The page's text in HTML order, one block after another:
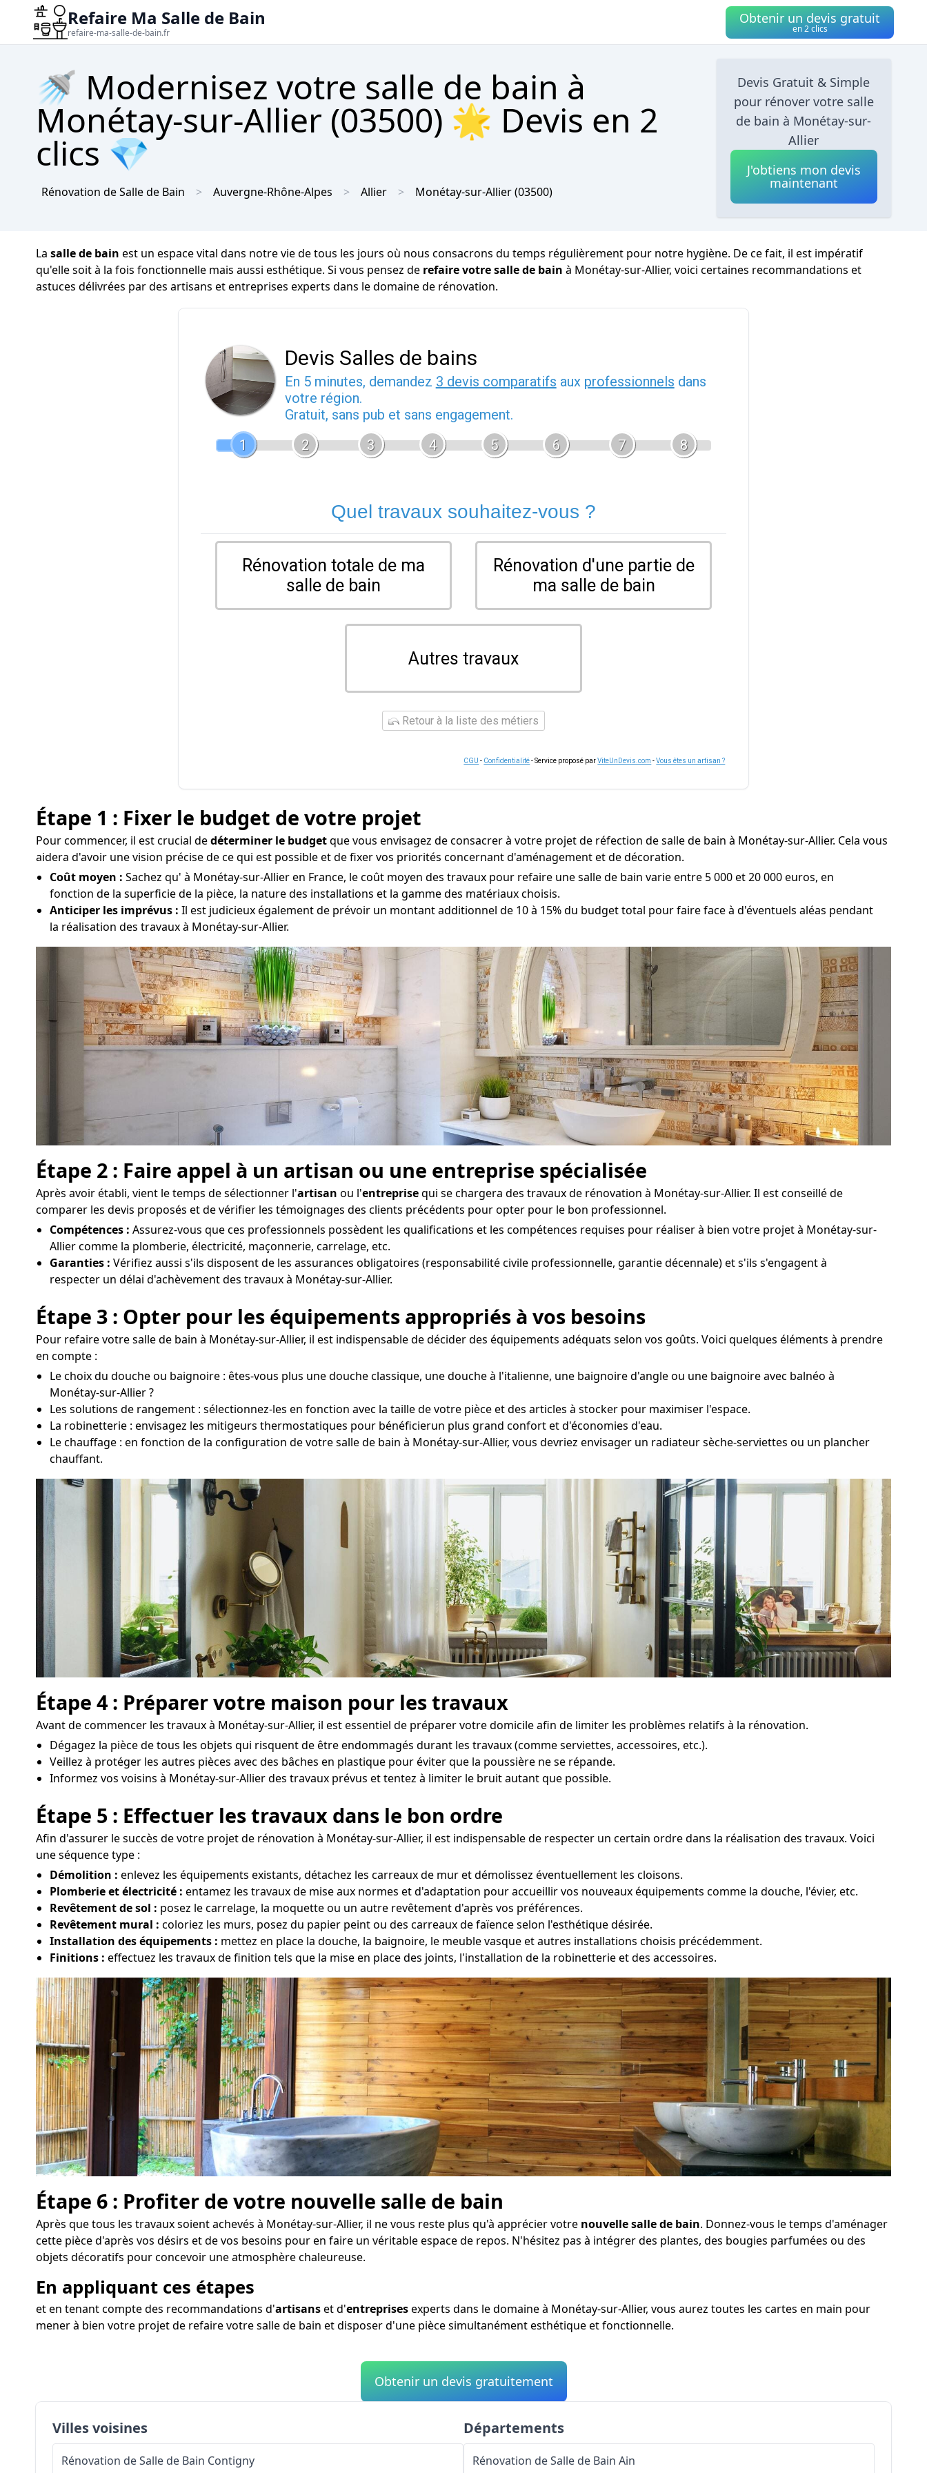
Refaire Ma Salle de Bain
refaire-ma-salle-de-bain.fr
Obtenir un devis gratuit
en 2 clics
🚿 Modernisez votre salle de bain à
Monétay-sur-Allier (03500) 🌟 Devis en 2
clics 💎
Rénovation de Salle de Bain Auvergne-Rhône-Alpes Allier Monétay-sur-Allier(03500)
Devis Gratuit & Simple
pour rénover votre salle
de bain à Monétay-sur-
Allier
J'obtiens mon devis
maintenant
La salle de bain est un espace vital dans notre vie de tous les jours où nous consacrons du temps régulièrement pour notre hygiène. De ce fait, il est impératif
qu'elle soit à la fois fonctionnelle mais aussi esthétique. Si vous pensez de refaire votre salle de bain à Monétay-sur-Allier, voici certaines recommandations et
astuces délivrées par des artisans et entreprises experts dans le domaine de rénovation.
Devis Salles de bains
En 5 minutes, demandez 3 devis comparatifs aux professionnels dans
votre région.
Gratuit, sans pub et sans engagement.
1
2 3 4 5 6 7 8
Quel travaux souhaitez-vous ?
Rénovation totale de ma
salle de bain
Rénovation d'une partie de
ma salle de bain
Autres travaux
Retour à la liste des métiers
CGU - Confidentialité- Service proposé parViteUnDevis.com -Vous êtes un artisan ?
Étape 1 : Fixer le budget de votre projet
Pour commencer, il est crucial dedéterminer le budgetque vous envisagez de consacrer à votre projet de réfection de salle de bain à Monétay-sur-Allier. Cela vous
aidera d'avoir une vision précise de ce qui est possible et de fixer vos priorités concernant d'aménagement et de décoration.
Coût moyen : Sachez qu' à Monétay-sur-Allier en France, le coût moyen des travaux pour refaire une salle de bain varie entre 5 000 et 20 000 euros, en
fonction de la superficie de la pièce, la nature des installations et la gamme des matériaux choisis.
Anticiper les imprévus : Il est judicieux également de prévoir un montant additionnel de 10 à 15% du budget total pour faire face à d'éventuels aléas pendant
la réalisation des travaux à Monétay-sur-Allier.
Étape 2 : Faire appel à un artisan ou une entreprise spécialisée
Après avoir établi, vient le temps de sélectionner l'artisan ou l'entreprisequi se chargera des travaux de rénovation à Monétay-sur-Allier. Il est conseillé de
comparer les devis proposés et de vérifier les témoignages des clients précédents pour opter pour le bon professionnel.
Compétences : Assurez-vous que ces professionnels possèdent les qualifications et les compétences requises pour réaliser à bien votre projet à Monétay-sur-
Allier comme la plomberie, électricité, maçonnerie, carrelage, etc.
Garanties : Vérifiez aussi s'ils disposent de les assurances obligatoires (responsabilité civile professionnelle, garantie décennale) et s'ils s'engagent à
respecter un délai d'achèvement des travaux à Monétay-sur-Allier.
Étape 3 : Opter pour les équipements appropriés à vos besoins
Pour refaire votre salle de bain à Monétay-sur-Allier, il est indispensable de décider des équipements adéquats selon vos goûts. Voici quelques éléments à prendre
en compte :
Le choix du douche ou baignoire : êtes-vous plus une douche classique, une douche à l'italienne, une baignoire d'angle ou une baignoire avec balnéo à
Monétay-sur-Allier ?
Les solutions de rangement : sélectionnez-les en fonction avec la taille de votre pièce et des articles à stocker pour maximiser l'espace.
La robinetterie : envisagez les mitigeurs thermostatiques pour bénéficierun plus grand confort et d'économies d'eau.
Le chauffage : en fonction de la configuration de votre salle de bain à Monétay-sur-Allier, vous devriez envisager un radiateur sèche-serviettes ou un plancher
chauffant.
Étape 4 : Préparer votre maison pour les travaux
Avant de commencer les travaux à Monétay-sur-Allier, il est essentiel de préparer votre domicile afin de limiter les problèmes relatifs à la rénovation.
Dégagez la pièce de tous les objets qui risquent de être endommagés durant les travaux (comme serviettes, accessoires, etc.).
Veillez à protéger les autres pièces avec des bâches en plastique pour éviter que la poussière ne se répande.
Informez vos voisins à Monétay-sur-Allier des travaux prévus et tentez à limiter le bruit autant que possible.
Étape 5 : Effectuer les travaux dans le bon ordre
Afin d'assurer le succès de votre projet de rénovation à Monétay-sur-Allier, il est indispensable de respecter un certain ordre dans la réalisation des travaux. Voici
une séquence type :
Démolition : enlevez les équipements existants, détachez les carreaux de mur et démolissez éventuellement les cloisons.
Plomberie et électricité : entamez les travaux de mise aux normes et d'adaptation pour accueillir vos nouveaux équipements comme la douche, l'évier, etc.
Revêtement de sol : posez le carrelage, la moquette ou un autre revêtement d'après vos préférences.
Revêtement mural : coloriez les murs, posez du papier peint ou des carreaux de faïence selon l'esthétique désirée.
Installation des équipements : mettez en place la douche, la baignoire, le meuble vasque et autres installations choisis précédemment.
Finitions : effectuez les travaux de finition tels que la mise en place des joints, l'installation de la robinetterie et des accessoires.
Étape 6 : Profiter de votre nouvelle salle de bain
Après que tous les travaux soient achevés à Monétay-sur-Allier, il ne vous reste plus qu'à apprécier votre nouvelle salle de bain. Donnez-vous le temps d'aménager
cette pièce d'après vos désirs et de vos besoins pour en faire un véritable espace de repos. N'hésitez pas à intégrer des plantes, des bougies parfumées ou des
objets décoratifs pour concevoir une atmosphère chaleureuse.
En appliquant ces étapes
et en tenant compte des recommandations d'artisanset d'entreprisesexperts dans le domaine à Monétay-sur-Allier, vous aurez toutes les cartes en main pour
mener à bien votre projet de refaire votre salle de bain et disposer d'une pièce simultanément esthétique et fonctionnelle.
Obtenir un devis gratuitement
Villes voisines
Rénovation de Salle de Bain Contigny
Départements
Rénovation de Salle de Bain Ain